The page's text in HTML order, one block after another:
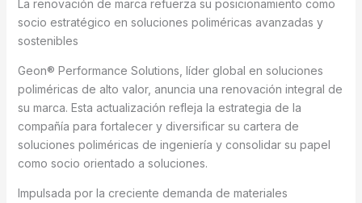
La renovación de marca refuerza su posicionamiento como
socio estratégico en soluciones poliméricas avanzadas y
sostenibles
Geon® Performance Solutions, líder global en soluciones
poliméricas de alto valor, anuncia una renovación integral de
su marca. Esta actualización refleja la estrategia de la
compañía para fortalecer y diversificar su cartera de
soluciones poliméricas de ingeniería y consolidar su papel
como socio orientado a soluciones.
Impulsada por la creciente demanda de materiales